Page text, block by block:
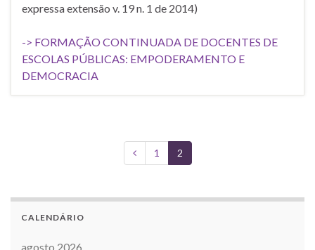
expressa extensão v. 19 n. 1 de 2014)
-> FORMAÇÃO CONTINUADA DE DOCENTES DE
ESCOLAS PÚBLICAS: EMPODERAMENTO E
DEMOCRACIA
1 2
CALENDÁRIO
agosto 2026